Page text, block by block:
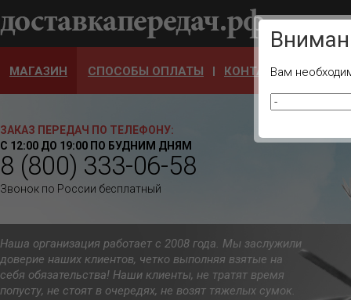
Ваш
МАГАЗИН СПОСОБЫ ОПЛАТЫ КОНТАКТЫ
ЗАКАЗ ПЕРЕДАЧ ПО ТЕЛЕФОНУ:
С 12:00 ДО 19:00 ПО БУДНИМ ДНЯМ
8 (800) 333-06-58
Звонок по России бесплатный
Наша организация работает с 2008 года. Мы заслужили
доверие наших клиентов, четко выполняя взятые на
себя обязательства! Наши клиенты, не тратят время
попусту, не стоят в очередях, не возят тяжелых сумок.
Вам